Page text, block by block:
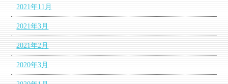
2021年11月
2021年3月
2021年2月
2020年3月